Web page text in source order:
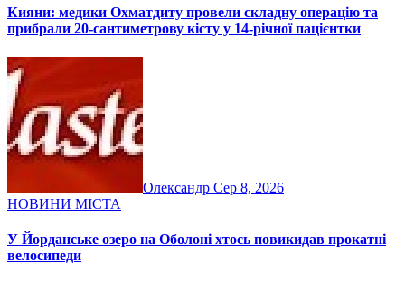
Кияни: медики Охматдиту провели складну операцію та
прибрали 20-сантиметрову кісту у 14-річної пацієнтки
Олександр Сер 8, 2026
НОВИНИ МІСТА
У Йорданське озеро на Оболоні хтось повикидав прокатні
велосипеди